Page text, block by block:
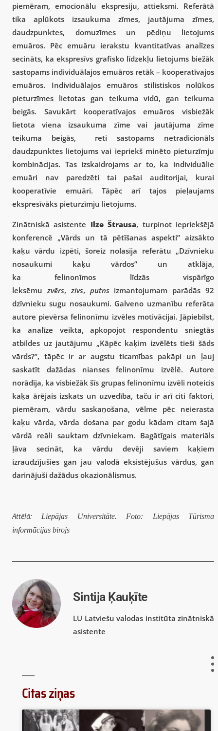
piemēram, emocionālu ekspresiju, attieksmi. Referātā
tika aplūkots izsaukuma zīmes, jautājuma zīmes,
daudzpunktes, domuzīmes un pēdiņu lietojums
emuāros. Pēc emuāru ierakstu kvantitatīvas analīzes
secināts, ka ekspresīvs grafisko līdzekļu lietojums biežāk
sastopams individuālajos emuāros retāk – kooperatīvajos
emuāros. Individuālajos emuāros stilistiskos nolūkos
pieturzīmes lietotas gan teikuma vidū, gan teikuma
beigās. Savukārt kooperatīvajos emuāros visbiežāk
lietota viena izsaukuma zīme vai jautājuma zīme
teikuma beigās, reti sastopams netradicionāls
daudzpunktes lietojums vai iepriekš minēto pieturzīmju
kombinācijas. Tas izskaidrojams ar to, ka individuālie
emuāri nav paredzēti tai pašai auditorijai, kurai
kooperatīvie emuāri. Tāpēc arī tajos pieļaujams
ekspresīvāks pieturzīmju lietojums.
Zinātniskā asistente Ilze Štrausa, turpinot iepriekšējā
konferencē „Vārds un tā pētīšanas aspekti” aizsākto
kaķu vārdu izpēti, šoreiz nolasīja referātu „Dzīvnieku
nosaukumi kaķu vārdos” un atklāja,
ka felinonīmos līdzās vispārīgo
leksēmu zvērs, zivs, putnsizmantojumam parādās 92
dzīvnieku sugu nosaukumi. Galveno uzmanību referāta
autore pievērsa felinonīmu izvēles motivācijai. Jāpiebilst,
ka analīze veikta, apkopojot respondentu sniegtās
atbildes uz jautājumu „Kāpēc kaķim izvēlēts tieši šāds
vārds?”, tāpēc ir ar augstu ticamības pakāpi un ļauj
saskatīt dažādas nianses felinonīmu izvēlē. Autore
norādīja, ka visbiežāk šīs grupas felinonīmu izvēli noteicis
kaķa ārējais izskats un uzvedība, taču ir arī citi faktori,
piemēram, vārdu saskaņošana, vēlme pēc neierasta
kaķu vārda, vārda došana par godu kādam citam šajā
vārdā reāli sauktam dzīvniekam. Bagātīgais materiāls
ļāva secināt, ka vārdu devēji saviem kaķiem
izraudzījušies gan jau valodā eksistējušus vārdus, gan
darinājuši dažādus okazionālismus.
Attēlā:
Liepājas Universitāte. Foto: Liepājas Tūrisma
informācijas birojs
Sintija Ķauķīte
LU Latviešu valodas institūta zinātniskā
asistente
Citas ziņas